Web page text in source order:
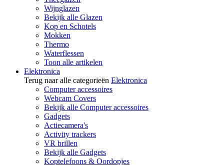
Wijnglazen
Bekijk alle Glazen
Kop en Schotels
Mokken
Thermo
Waterflessen
Toon alle artikelen
Elektronica
Terug naar alle categorieën Elektronica
Computer accessoires
Webcam Covers
Bekijk alle Computer accessoires
Gadgets
Actiecamera's
Activity trackers
VR brillen
Bekijk alle Gadgets
Koptelefoons & Oordopjes